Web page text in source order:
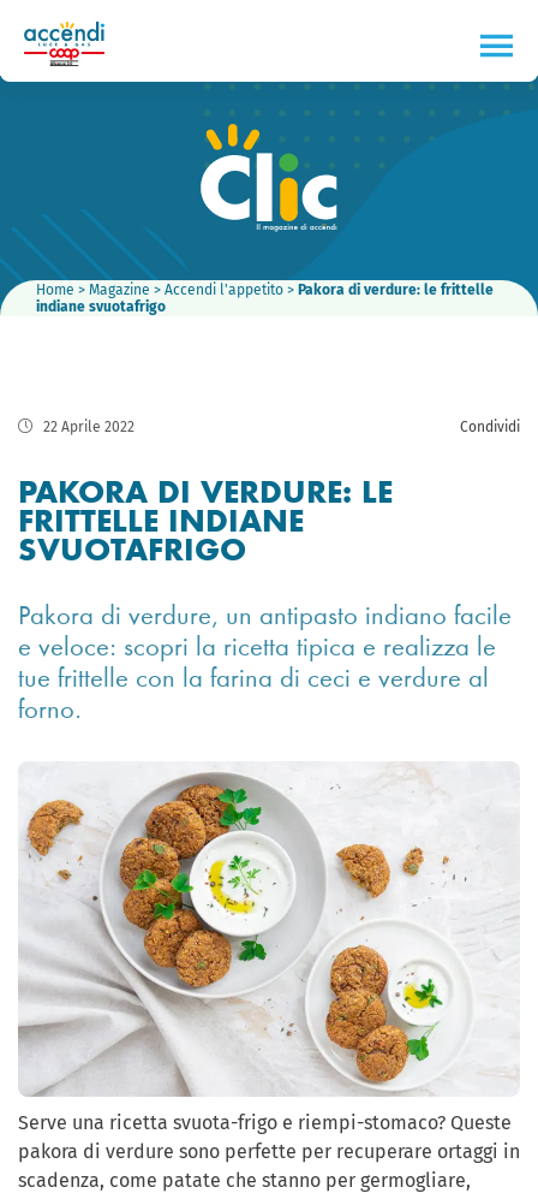
Home > Magazine > Accendi l'appetito > Pakora di verdure: le frittelle
indiane svuotafrigo
22 Aprile 2022 Condividi
PAKORA DI VERDURE: LE
FRITTELLE INDIANE
SVUOTAFRIGO
Pakora di verdure, un antipasto indiano facile
e veloce: scopri la ricetta tipica e realizza le
tue frittelle con la farina di ceci e verdure al
forno.
Serve una ricetta svuota-frigo e riempi-stomaco? Queste
pakora di verdure sono perfette per recuperare ortaggi in
scadenza, come patate che stanno per germogliare,